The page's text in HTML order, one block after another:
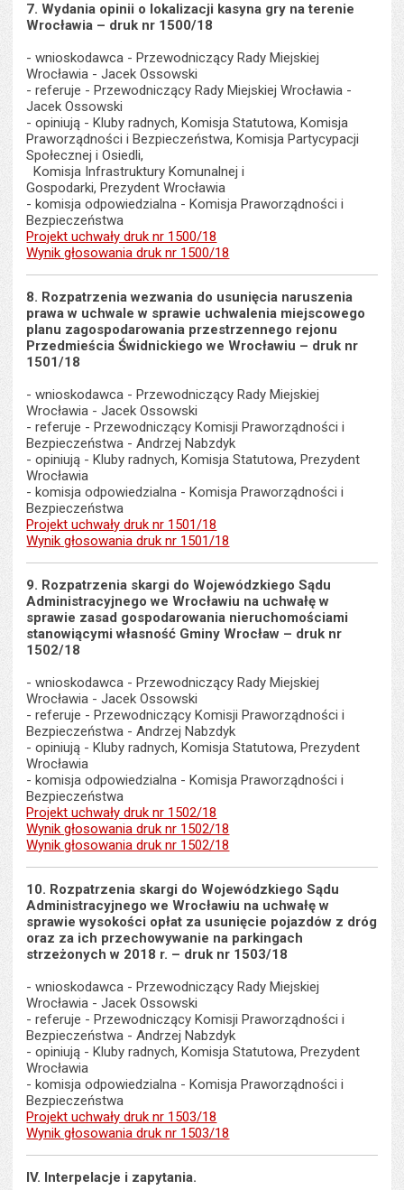
7. Wydania opinii o lokalizacji kasyna gry na terenie
Wrocławia – druk nr 1500/18
- wnioskodawca - Przewodniczący Rady Miejskiej
Wrocławia - Jacek Ossowski
- referuje - Przewodniczący Rady Miejskiej Wrocławia -
Jacek Ossowski
- opiniują - Kluby radnych, Komisja Statutowa, Komisja
Praworządności i Bezpieczeństwa, Komisja Partycypacji
Społecznej i Osiedli,
Komisja Infrastruktury Komunalnej i
Gospodarki, Prezydent Wrocławia
- komisja odpowiedzialna - Komisja Praworządności i
Bezpieczeństwa
Projekt uchwały druk nr 1500/18
Wynik głosowania druk nr 1500/18
8. Rozpatrzenia wezwania do usunięcia naruszenia
prawa w uchwale w sprawie uchwalenia miejscowego
planu zagospodarowania przestrzennego rejonu
Przedmieścia Świdnickiego we Wrocławiu – druk nr
1501/18
- wnioskodawca - Przewodniczący Rady Miejskiej
Wrocławia - Jacek Ossowski
- referuje - Przewodniczący Komisji Praworządności i
Bezpieczeństwa - Andrzej Nabzdyk
- opiniują - Kluby radnych, Komisja Statutowa, Prezydent
Wrocławia
- komisja odpowiedzialna - Komisja Praworządności i
Bezpieczeństwa
Projekt uchwały druk nr 1501/18
Wynik głosowania druk nr 1501/18
9. Rozpatrzenia skargi do Wojewódzkiego Sądu
Administracyjnego we Wrocławiu na uchwałę w
sprawie zasad gospodarowania nieruchomościami
stanowiącymi własność Gminy Wrocław – druk nr
1502/18
- wnioskodawca - Przewodniczący Rady Miejskiej
Wrocławia - Jacek Ossowski
- referuje - Przewodniczący Komisji Praworządności i
Bezpieczeństwa - Andrzej Nabzdyk
- opiniują - Kluby radnych, Komisja Statutowa, Prezydent
Wrocławia
- komisja odpowiedzialna - Komisja Praworządności i
Bezpieczeństwa
Projekt uchwały druk nr 1502/18
Wynik głosowania druk nr 1502/18
Wynik głosowania druk nr 1502/18
10. Rozpatrzenia skargi do Wojewódzkiego Sądu
Administracyjnego we Wrocławiu na uchwałę w
sprawie wysokości opłat za usunięcie pojazdów z dróg
oraz za ich przechowywanie na parkingach
strzeżonych w 2018 r. – druk nr 1503/18
- wnioskodawca - Przewodniczący Rady Miejskiej
Wrocławia - Jacek Ossowski
- referuje - Przewodniczący Komisji Praworządności i
Bezpieczeństwa - Andrzej Nabzdyk
- opiniują - Kluby radnych, Komisja Statutowa, Prezydent
Wrocławia
- komisja odpowiedzialna - Komisja Praworządności i
Bezpieczeństwa
Projekt uchwały druk nr 1503/18
Wynik głosowania druk nr 1503/18
IV. Interpelacje i zapytania.